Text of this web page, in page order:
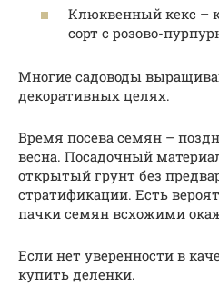
Клюквенный кекс –
сорт с розово-
Многие садоводы
декоративных целях.
Время посева семян –
весна. Посадочный
открытый грунт без
стратификации. Есть
пачки семян всхожими
Если нет уверенности в
купить деленки.